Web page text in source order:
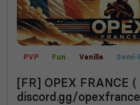
PVP Fun Vanilla Semi-
[FR] OPEX FRANCE
discord.gg/